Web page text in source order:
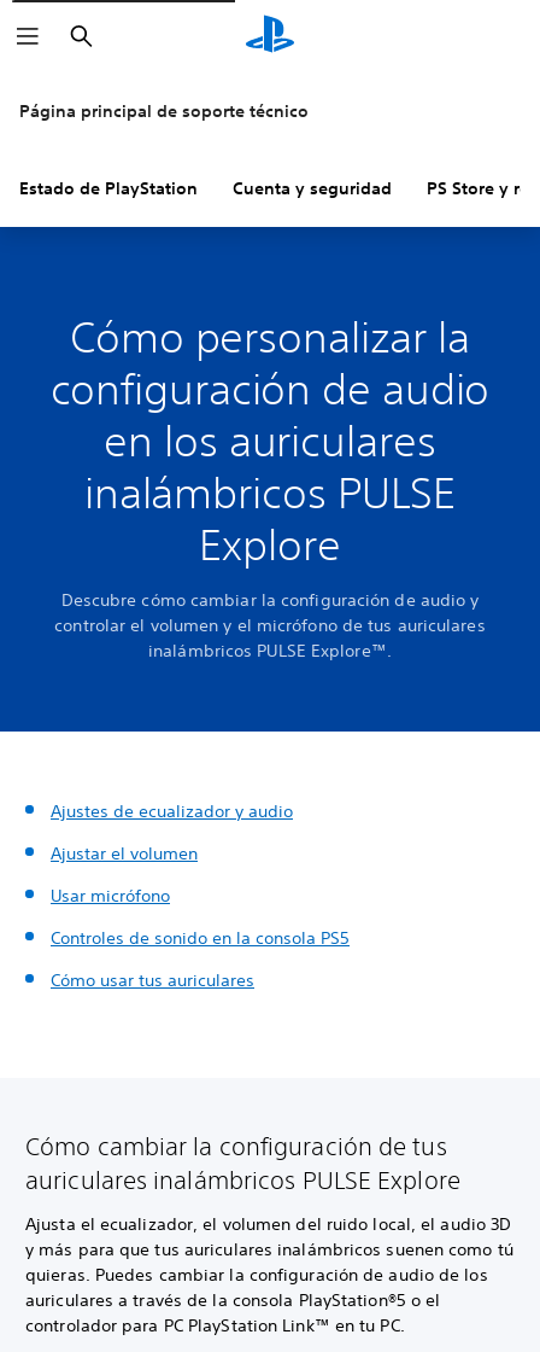
Buscar
Página principal de soporte técnico
Estado de PlayStation Cuenta y seguridad PS Store y
Cómo personalizar la
configuración de audio
en los auriculares
inalámbricos PULSE
Explore
Descubre cómo cambiar la configuración de audio y
controlar el volumen y el micrófono de tus auriculares
inalámbricos PULSE Explore™.
Ajustes de ecualizador y audio
Ajustar el volumen
Usar micrófono
Controles de sonido en la consola PS5
Cómo usar tus auriculares
Cómo cambiar la configuración de tus
auriculares inalámbricos PULSE Explore
Ajusta el ecualizador, el volumen del ruido local, el audio 3D
y más para que tus auriculares inalámbricos suenen como tú
quieras. Puedes cambiar la configuración de audio de los
auriculares a través de la consola PlayStation®5 o el
controlador para PC PlayStation Link™ en tu PC.